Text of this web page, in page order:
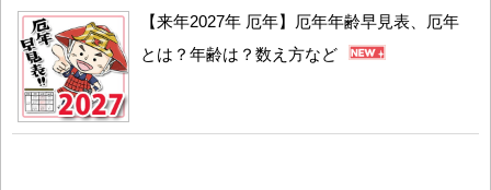
【来年2027年 厄年】厄年年齢早見表、厄年
とは？年齢は？数え方など